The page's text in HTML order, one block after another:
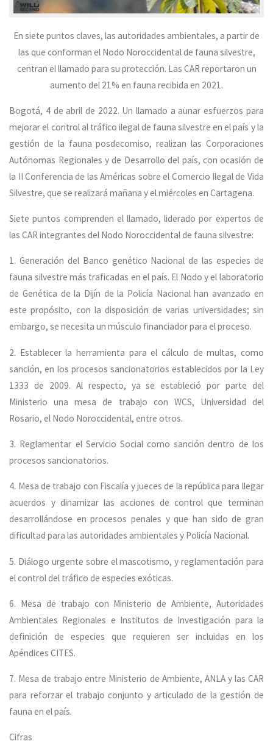
En siete puntos claves, las autoridades ambientales, a partir de
las que conforman el Nodo Noroccidental de fauna silvestre,
centran el llamado para su protección. Las CAR reportaron un
aumento del 21% en fauna recibida en 2021.
Bogotá, 4 de abril de 2022. Un llamado a aunar esfuerzos para
mejorar el control al tráfico ilegal de fauna silvestre en el país y la
gestión de la fauna posdecomiso, realizan las Corporaciones
Autónomas Regionales y de Desarrollo del país, con ocasión de
la II Conferencia de las Américas sobre el Comercio Ilegal de Vida
Silvestre, que se realizará mañana y el miércoles en Cartagena.
Siete puntos comprenden el llamado, liderado por expertos de
las CAR integrantes del Nodo Noroccidental de fauna silvestre:
1. Generación del Banco genético Nacional de las especies de
fauna silvestre más traficadas en el país. El Nodo y el laboratorio
de Genética de la Dijín de la Policía Nacional han avanzado en
este propósito, con la disposición de varias universidades; sin
embargo, se necesita un músculo financiador para el proceso.
2. Establecer la herramienta para el cálculo de multas, como
sanción, en los procesos sancionatorios establecidos por la Ley
1333 de 2009. Al respecto, ya se estableció por parte del
Ministerio una mesa de trabajo con WCS, Universidad del
Rosario, el Nodo Noroccidental, entre otros.
3. Reglamentar el Servicio Social como sanción dentro de los
procesos sancionatorios.
4. Mesa de trabajo con Fiscalía y jueces de la república para llegar
acuerdos y dinamizar las acciones de control que terminan
desarrollándose en procesos penales y que han sido de gran
dificultad para las autoridades ambientales y Policía Nacional.
5. Diálogo urgente sobre el mascotismo, y reglamentación para
el control del tráfico de especies exóticas.
6. Mesa de trabajo con Ministerio de Ambiente, Autoridades
Ambientales Regionales e Institutos de Investigación para la
definición de especies que requieren ser incluidas en los
Apéndices CITES.
7. Mesa de trabajo entre Ministerio de Ambiente, ANLA y las CAR
para reforzar el trabajo conjunto y articulado de la gestión de
fauna en el país.
Cifras